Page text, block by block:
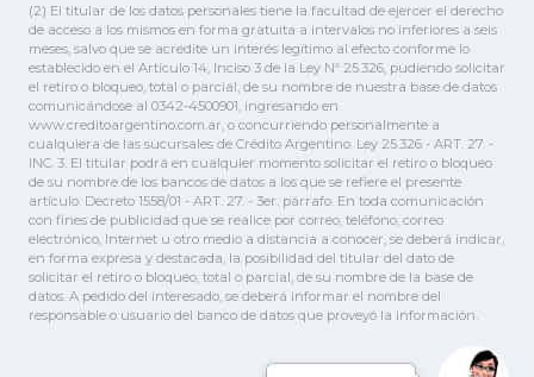
(2) El titular de los datos personales tiene la facultad de ejercer el derecho
de acceso a los mismos en forma gratuita a intervalos no inferiores a seis
meses, salvo que se acredite un interés legítimo al efecto conforme lo
establecido en el Artículo 14, Inciso 3 de la Ley Nº 25.326, pudiendo solicitar
el retiro o bloqueo, total o parcial, de su nombre de nuestra base de datos
comunicándose al 0342-4500901, ingresando en
www.creditoargentino.com.ar, o concurriendo personalmente a
cualquiera de las sucursales de Crédito Argentino. Ley 25.326 - ART. 27. -
INC. 3. El titular podrá en cualquier momento solicitar el retiro o bloqueo
de su nombre de los bancos de datos a los que se refiere el presente
artículo. Decreto 1558/01 - ART. 27. - 3er. párrafo. En toda comunicación
con fines de publicidad que se realice por correo, teléfono, correo
electrónico, Internet u otro medio a distancia a conocer, se deberá indicar,
en forma expresa y destacada, la posibilidad del titular del dato de
solicitar el retiro o bloqueo, total o parcial, de su nombre de la base de
datos. A pedido del interesado, se deberá informar el nombre del
responsable o usuario del banco de datos que proveyó la información.